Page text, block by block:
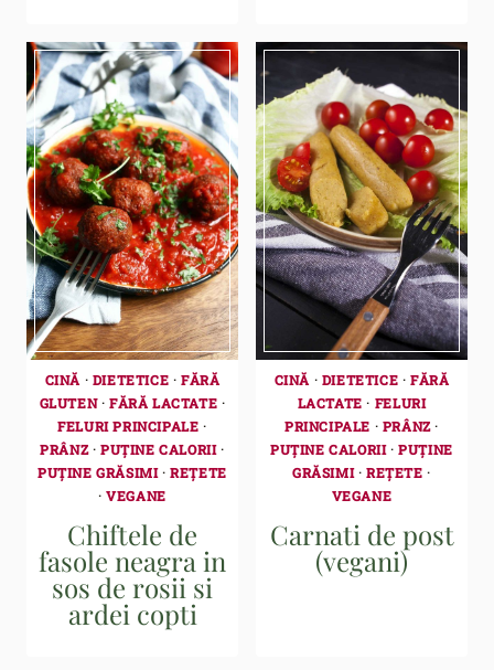
CINĂ · DIETETICE ·FĂRĂ
GLUTEN· FĂRĂ LACTATE ·
FELURI PRINCIPALE ·
PRÂNZ·PUȚINE CALORII·
PUȚINE GRĂSIMI·REȚETE
·VEGANE
Chiftele de
fasole neagra in
sos de rosii si
ardei copti
CINĂ · DIETETICE ·FĂRĂ
LACTATE · FELURI
PRINCIPALE · PRÂNZ·
PUȚINE CALORII·PUȚINE
GRĂSIMI·REȚETE ·
VEGANE
Carnati de post
(vegani)